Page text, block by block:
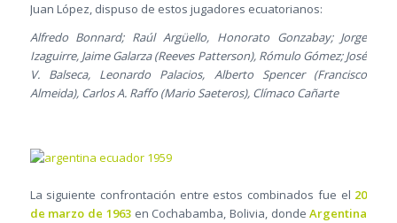
Juan López, dispuso de estos jugadores ecuatorianos:
Alfredo Bonnard; Raúl Argüello, Honorato Gonzabay; Jorge
Izaguirre, Jaime Galarza (Reeves Patterson), Rómulo Gómez; José
V. Balseca, Leonardo Palacios, Alberto Spencer (Francisco
Almeida), Carlos A. Raffo (Mario Saeteros), Clímaco Cañarte
La siguiente confrontación entre estos combinados fue el 20
de marzo de 1963en Cochabamba, Bolivia, dondeArgentina